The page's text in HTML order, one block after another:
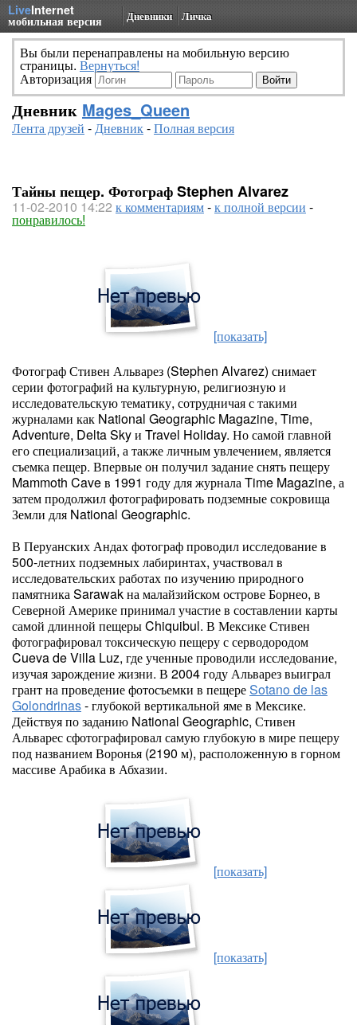
LiveInternet
мобильная версия Дневники Личка
Вы были перенаправлены на мобильную версию
страницы. Вернуться!
Авторизация
Дневник Mages_Queen
Лента друзей -Дневник-Полная версия
Тайны пещер. Фотограф Stephen Alvarez
11-02-2010 14:22 к комментариям-к полной версии -
понравилось!
[показать]
Фотограф Стивен Альварез (Stephen Alvarez) снимает
серии фотографий на культурную, религиозную и
исследовательскую тематику, сотрудничая с такими
журналами как National Geographic Magazine, Time,
Adventure, Delta Sky и Travel Holiday. Но самой главной
его специализаций, а также личным увлечением, является
съемка пещер. Впервые он получил задание снять пещеру
Mammoth Cave в 1991 году для журнала Time Magazine, а
затем продолжил фотографировать подземные сокровища
Земли для National Geographic.
В Перуанских Андах фотограф проводил исследование в
500-летних подземных лабиринтах, участвовал в
исследовательских работах по изучению природного
памятника Sarawak на малайзийском острове Борнео, в
Северной Америке принимал участие в составлении карты
самой длинной пещеры Chiquibul. В Мексике Стивен
фотографировал токсическую пещеру с серводородом
Cueva de Villa Luz, где ученные проводили исследование,
изучая зарождение жизни. В 2004 году Альварез выиграл
грант на проведение фотосъемки в пещереSotano de las
Golondrinas- глубокой вертикальной яме в Мексике.
Действуя по заданию National Geographic, Стивен
Альварес сфотографировал самую глубокую в мире пещеру
под названием Воронья (2190 м), расположенную в горном
массиве Арабика в Абхазии.
[показать]
[показать]